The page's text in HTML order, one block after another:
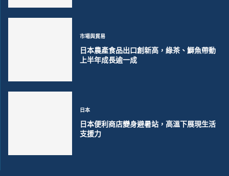
市場與貿易
日本農產食品出口創新高，綠茶、鰤魚帶動
上半年成長逾一成
日本
日本便利商店變身避暑站，高溫下展現生活
支援力